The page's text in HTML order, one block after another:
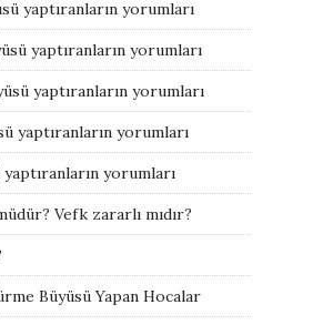
yaptıranların yorumları
yaptıranların yorumları
yaptıranların yorumları
yaptıranların yorumları
yaptıranların yorumları
Vefk zararlı mıdır?
Büyüsü Yapan Hocalar